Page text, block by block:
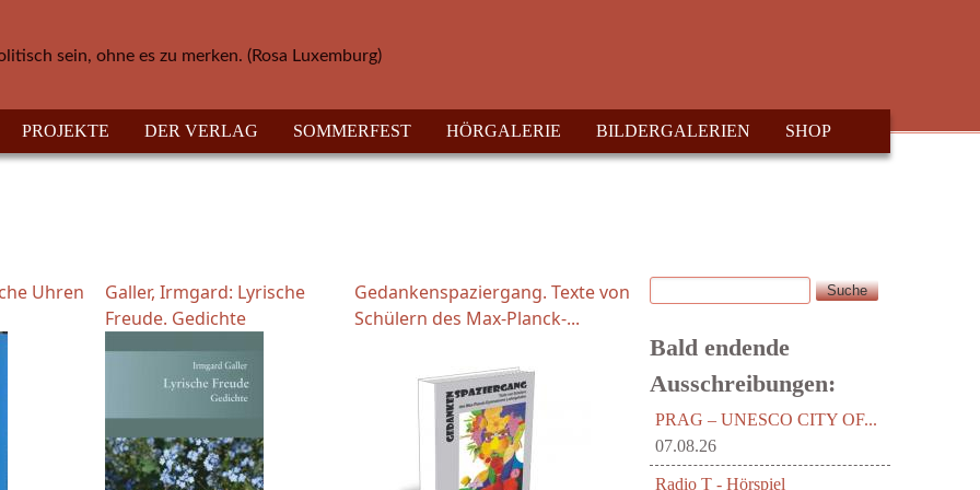
sein, ohne es zu merken. (Rosa Luxemburg)
PROJEKTE DER VERLAG SOMMERFEST HÖRGALERIE BILDERGALERIEN SHOP
Uhren
Galler, Irmgard: Lyrische
Freude. Gedichte
Gedankenspaziergang. Texte von
Schülern des Max-Planck-...
Suchformular
Suche
Bald endende
Ausschreibungen:
PRAG – UNESCO CITY OF...
07.08.26
Radio T - Hörspiel